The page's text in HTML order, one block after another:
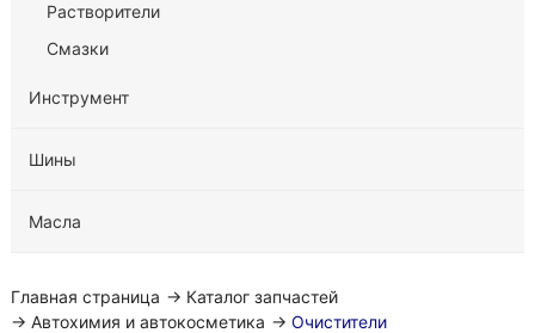
Растворители
Смазки
Инструмент
Шины
Масла
Главная страница → Каталог запчастей
→ Автохимия и автокосметика → Очистители